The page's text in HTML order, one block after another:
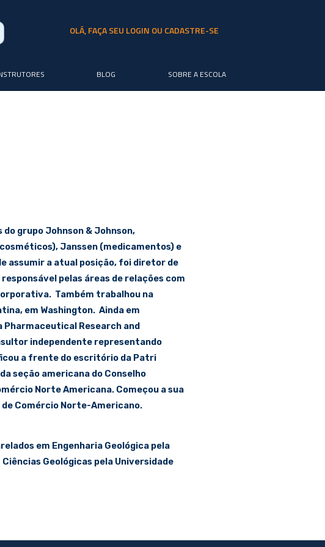
OLÁ, FAÇA SEU LOGIN OU CADASTRE-SE
BLOG SOBRE A ESCOLA
grupo Johnson & Johnson,
Janssen (medicamentos) e
assumir a atual posição, foi diretor de
pelas áreas de relações com
Também trabalhou na
em Washington. Ainda em
Research and
independente representando
a frente do escritório da Patri
seção americana do Conselho
Norte Americana. Começou a sua
Comércio Norte-Americano.
em Engenharia Geológica pela
Geológicas pela Universidade